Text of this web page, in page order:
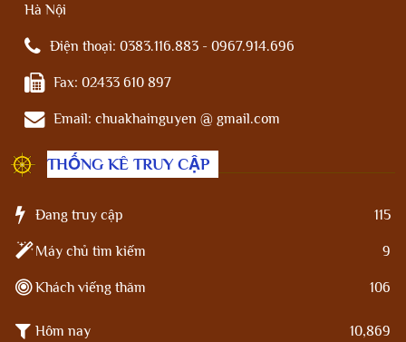
Hà Nội
Điện thoại: 0383.116.883 - 0967.914.696
Fax: 02433 610 897
Email: chuakhainguyen @ gmail.com
THỐNG KÊ TRUY CẬP
Đang truy cập 115
Máy chủ tìm kiếm 9
Khách viếng thăm 106
Hôm nay 10,869